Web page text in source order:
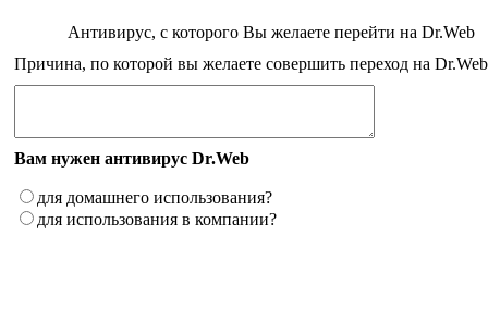
Антивирус, с которого Вы желаете перейти на Dr.Web
Причина, по которой вы желаете совершить переход на Dr.Web
Вам нужен антивирус Dr.Web
для домашнего использования?
для использования в компании?